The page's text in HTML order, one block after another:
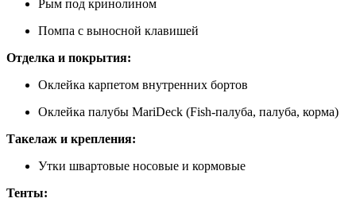
Рым под кринолином
Помпа с выносной клавишей
Отделка и покрытия:
Оклейка карпетом внутренних бортов
Оклейка палубы MariDeck (Fish-палуба, палуба, корма)
Такелаж и крепления:
Утки швартовые носовые и кормовые
Тенты: